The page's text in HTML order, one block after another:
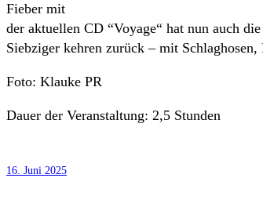
Fieber mit
der aktuellen CD “Voyage“ hat nun auch
Siebziger kehren zurück – mit
Foto: Klauke PR
Dauer der Veranstaltung: 2,5 Stunden
16. Juni 2025